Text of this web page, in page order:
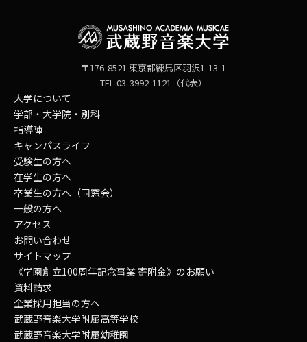
〒176-8521 東京都練馬区羽沢1-13-1
TEL 03-3992-1121（代表）
大学について
学部・大学院・別科
指導陣
キャンパスライフ
受験生の方へ
在学生の方へ
卒業生の方へ（同窓会）
一般の方へ
アクセス
お問い合わせ
サイトマップ
《学園創立100周年記念事業 寄附金》のお願い
資料請求
企業採用担当の方へ
武蔵野音楽大学附属高等学校
武蔵野音楽大学附属幼稚園